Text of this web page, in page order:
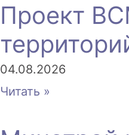
Проект
04.08.2026
Читать »